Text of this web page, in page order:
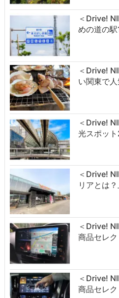
＜Drive!
めの道の
＜Drive!
い関東で
＜Drive!
光スポッ
＜Drive!
リアとは
＜Drive!
商品セレ
＜Drive!
商品セレ